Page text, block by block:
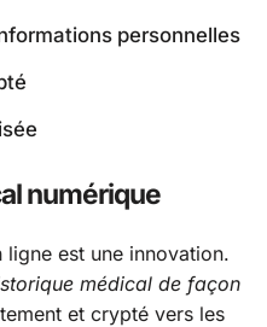
personnelles
numérique
est une innovation.
médical de façon
et crypté vers les